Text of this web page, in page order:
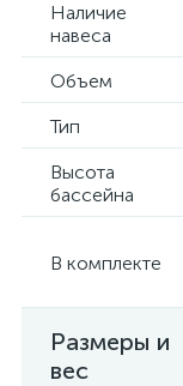
Наличие
навеса
Объем
Тип
Высота
бассейна
В комплекте
Размеры и
вес